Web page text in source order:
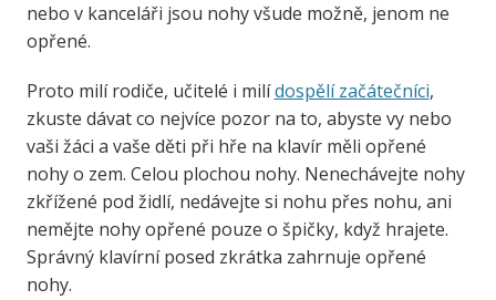
nebo v kanceláři jsou nohy všude možně, jenom ne
opřené.
Proto milí rodiče, učitelé i milídospělí začátečníci,
zkuste dávat co nejvíce pozor na to, abyste vy nebo
vaši žáci a vaše děti při hře na klavír měli opřené
nohy o zem. Celou plochou nohy. Nenechávejte nohy
zkřížené pod židlí, nedávejte si nohu přes nohu, ani
nemějte nohy opřené pouze o špičky, když hrajete.
Správný klavírní posed zkrátka zahrnuje opřené
nohy.